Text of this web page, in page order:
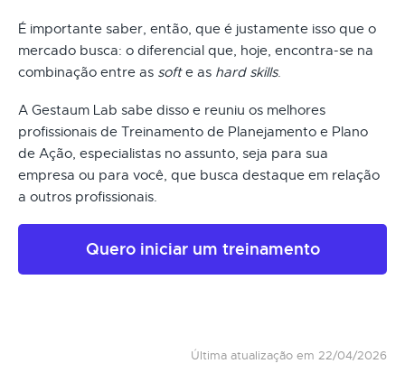
É importante saber, então, que é justamente isso que o
mercado busca: o diferencial que, hoje, encontra-se na
combinação entre as softe as hard skills.
A Gestaum Lab sabe disso e reuniu os melhores
profissionais de Treinamento de Planejamento e Plano
de Ação, especialistas no assunto, seja para sua
empresa ou para você, que busca destaque em relação
a outros profissionais.
Quero iniciar um treinamento
Última atualização em 22/04/2026